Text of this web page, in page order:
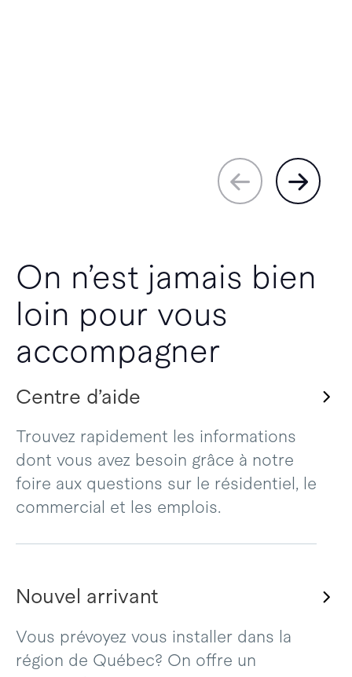
On n’est jamais bien
loin pour vous
accompagner
Centre d’aide
Trouvez rapidement les informations
dont vous avez besoin grâce à notre
foire aux questions sur le résidentiel, le
commercial et les emplois.
Nouvel arrivant
Vous prévoyez vous installer dans la
région de Québec? On offre un